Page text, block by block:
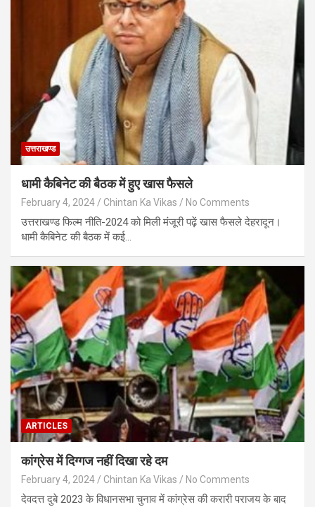
उत्तराखण्ड
धामी कैबिनेट की बैठक में हुए खास फैसले
February 4, 2024 Chintan Ka Vikas No Comments
उत्तराखण्ड फिल्म नीति-2024 को मिली मंजूरी पढ़ें खास फैसले देहरादून।
धामी कैबिनेट की बैठक में कई…
ARTICLES
कांग्रेस में दिग्गज नहीं दिखा रहे दम
February 4, 2024 Chintan Ka Vikas No Comments
देवदत्त दुबे 2023 के विधानसभा चुनाव में कांग्रेस की करारी पराजय के बाद